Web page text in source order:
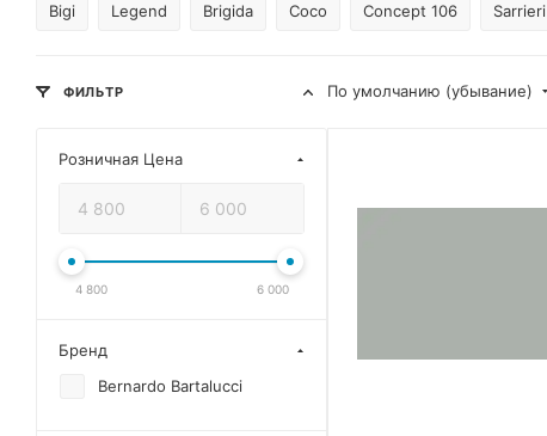
Bigi Legend Brigida Coco Concept 106 Sarrieri
По умолчанию (убывание)
ФИЛЬТР
Розничная Цена
4 800 6 000
Бренд
Bernardo Bartalucci